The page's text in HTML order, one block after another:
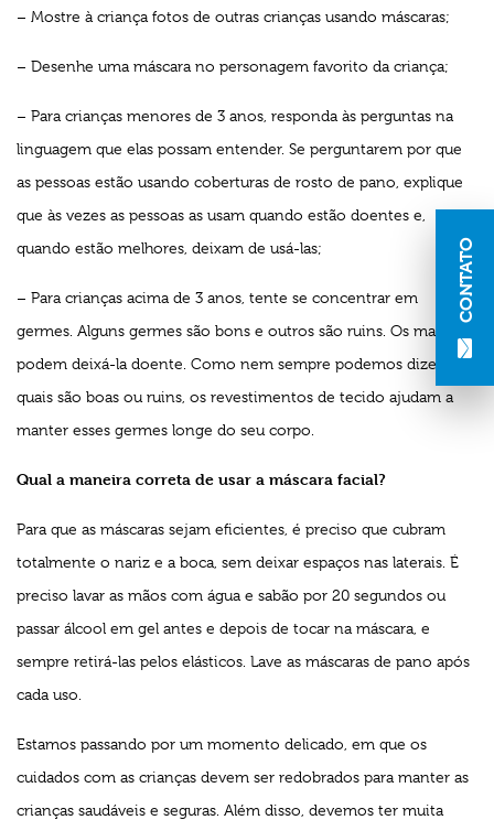
– Mostre à criança fotos de outras crianças usando máscaras;
– Desenhe uma máscara no personagem favorito da criança;
– Para crianças menores de 3 anos, responda às perguntas na
linguagem que elas possam entender. Se perguntarem por que
as pessoas estão usando coberturas de rosto de pano, explique
que às vezes as pessoas as usam quando estão doentes e,
quando estão melhores, deixam de usá-las;
– Para crianças acima de 3 anos, tente se concentrar em
germes. Alguns germes são bons e outros são ruins. Os maus
podem deixá-la doente. Como nem sempre podemos dizer
quais são boas ou ruins, os revestimentos de tecido ajudam a
manter esses germes longe do seu corpo.
Qual a maneira correta de usar a máscara facial?
Para que as máscaras sejam eficientes, é preciso que cubram
totalmente o nariz e a boca, sem deixar espaços nas laterais. É
preciso lavar as mãos com água e sabão por 20 segundos ou
passar álcool em gel antes e depois de tocar na máscara, e
sempre retirá-las pelos elásticos. Lave as máscaras de pano após
cada uso.
Estamos passando por um momento delicado, em que os
cuidados com as crianças devem ser redobrados para manter as
crianças saudáveis e seguras. Além disso, devemos ter muita
CONTATO